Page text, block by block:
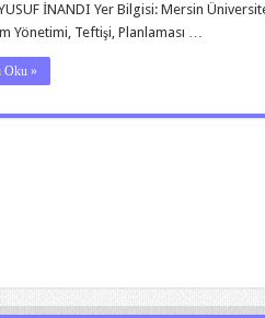
İNANDI Yer Bilgisi: Mersin
Yönetimi, Teftişi, Planlaması …
Oku »